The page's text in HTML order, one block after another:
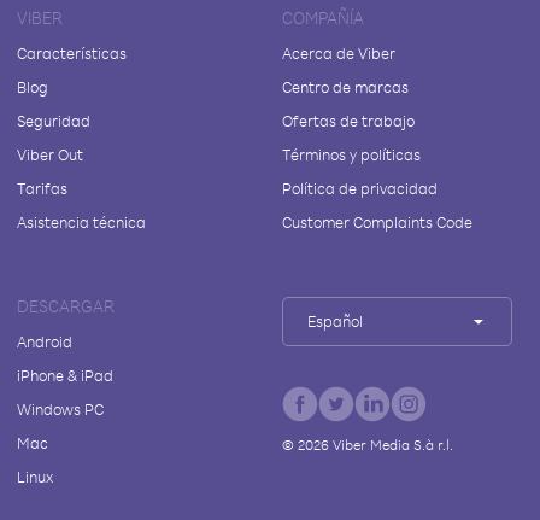
VIBER
Características
Blog
Seguridad
Viber Out
Tarifas
Asistencia técnica
COMPAÑÍA
Acerca de Viber
Centro de marcas
Ofertas de trabajo
Términos y políticas
Política de privacidad
Customer Complaints Code
DESCARGAR
Android
iPhone & iPad
Windows PC
Mac
Linux
Español
© 2026Viber Media S.à r.l.